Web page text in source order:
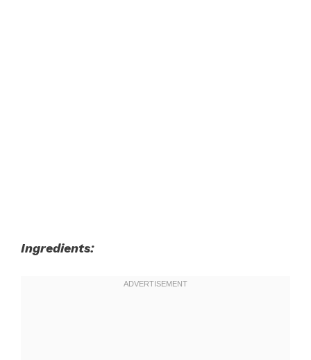
Ingredients: